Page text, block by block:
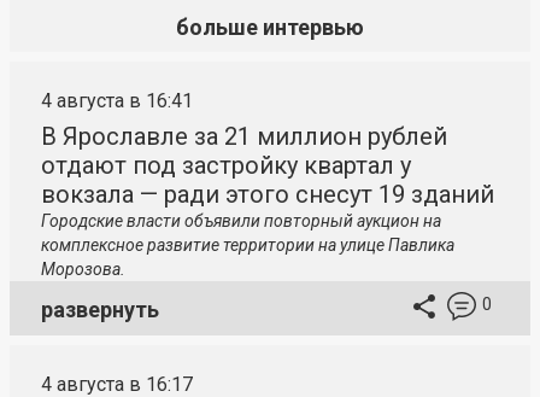
больше интервью
4 августа в 16:41
В Ярославле за 21 миллион рублей
отдают под застройку квартал у
вокзала — ради этого снесут 19 зданий
Городские власти объявили повторный аукцион на
комплексное развитие территории на улице Павлика
Морозова.
развернуть 0
4 августа в 16:17